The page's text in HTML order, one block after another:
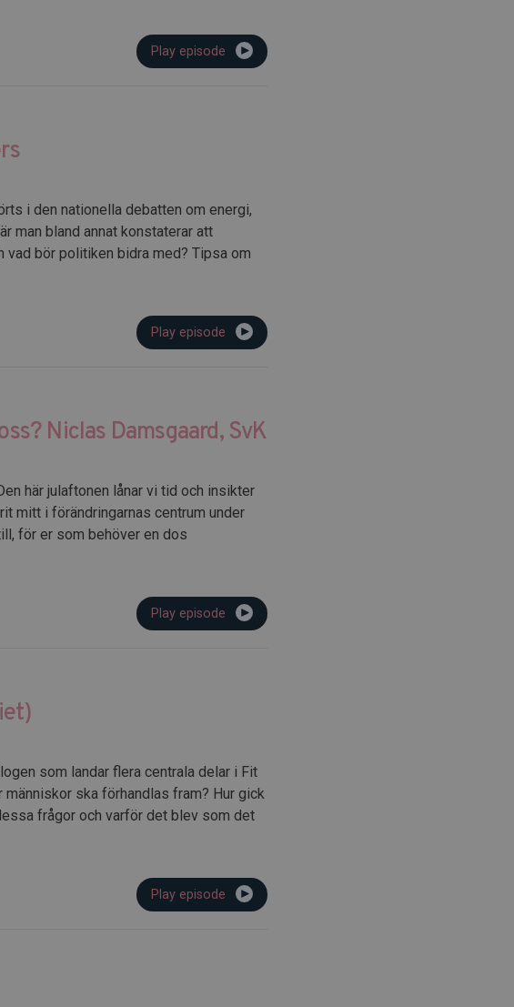
Play episode
i den nationella debatten om energi,
man bland annat konstaterar att
bör politiken bidra med? Tipsa om
Play episode
Niclas Damsgaard, SvK
här julaftonen lånar vi tid och insikter
mitt i förändringarnas centrum under
för er som behöver en dos
Play episode
som landar flera centrala delar i Fit
ska förhandlas fram? Hur gick
frågor och varför det blev som det
Play episode